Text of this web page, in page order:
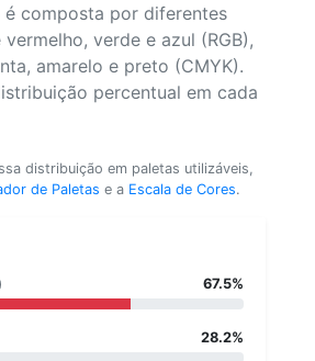
é composta por diferentes
verde e azul (RGB),
amarelo e preto (CMYK).
percentual em cada
distribuição em paletas utilizáveis,
de Paletas e a Escala de Cores.
67.5%
28.2%